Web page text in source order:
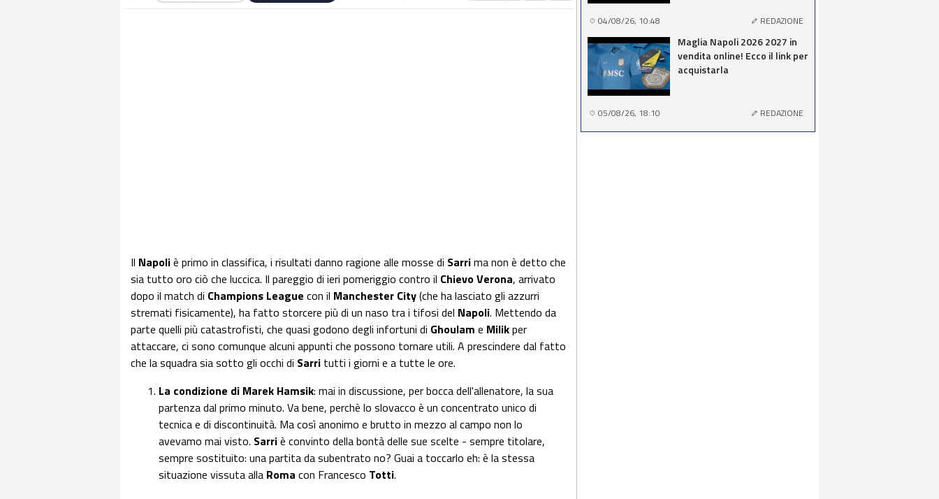
Il Napoliè primo in classifica, i risultati danno ragione alle mosse di Sarrima non è detto che
sia tutto oro ciò che luccica. Il pareggio di ieri pomeriggio contro il Chievo Verona, arrivato
dopo il match di Champions League con il Manchester City(che ha lasciato gli azzurri
stremati fisicamente), ha fatto storcere più di un naso tra i tifosi del Napoli. Mettendo da
parte quelli più catastrofisti, che quasi godono degli infortuni di Ghoulam e Milikper
attaccare, ci sono comunque alcuni appunti che possono tornare utili. A prescindere dal fatto
che la squadra sia sotto gli occhi di Sarri tutti i giorni e a tutte le ore.
La condizione di Marek Hamsik: mai in discussione, per bocca dell'allenatore, la sua
partenza dal primo minuto. Va bene, perchè lo slovacco è un concentrato unico di
tecnica e di discontinuità. Ma così anonimo e brutto in mezzo al campo non lo
avevamo mai visto. Sarriè convinto della bontà delle sue scelte - sempre titolare,
sempre sostituito: una partita da subentrato no? Guai a toccarlo eh: è la stessa
situazione vissuta alla Roma con Francesco Totti.
04/08/26, 10:48 REDAZIONE
Maglia Napoli 2026 2027 in
vendita online! Ecco il link per
acquistarla
05/08/26, 18:10 REDAZIONE